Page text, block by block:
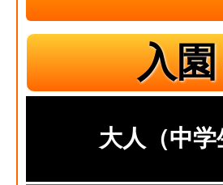
入
大人（中学